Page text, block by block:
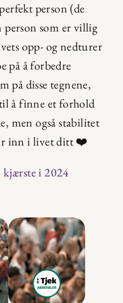
person (de
som er villig
opp- og nedturer
på å forbedre
på disse tegnene,
å finne et forhold
men også stabilitet
inn i livet ditt ❤️
kjærste i 2024